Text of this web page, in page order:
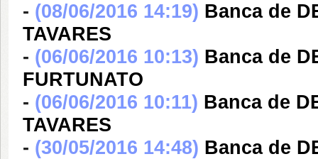
- (08/06/2016 14:19) Banca de
TAVARES
- (06/06/2016 10:13) Banca de
FURTUNATO
- (06/06/2016 10:11) Banca de
TAVARES
- (30/05/2016 14:48) Banca de